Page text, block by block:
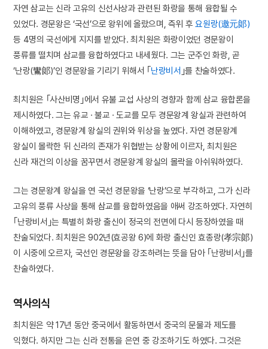
자연 삼교는 신라 고유의 신선사상과 관련된 화랑을 통해 융합될 수
있었다. 경문왕은 ‘국선’으로 왕위에 올랐으며, 즉위 후 요원랑(邀元郞)
등 4명의 국선에게 지지를 받았다. 최치원은 화랑이었던 경문왕이
풍류를 떨치며 삼교를 융합하였다고 내세웠다. 그는 군주인 화랑, 곧
‘난랑(鸞郞)’인 경문왕을 기리기 위해서 ｢ 난랑비서 ｣를 찬술하였다.
최치원은 ｢사산비명｣에서 유불 교섭 사상의 경향과 함께 삼교 융합론을
제시하였다. 그는 유교 · 불교 · 도교를 모두 경문왕계 왕실과 관련하여
이해하였고, 경문왕계 왕실의 권위와 위상을 높였다. 자연 경문왕계
왕실이 몰락한 뒤 신라의 존재가 위협받는 상황에 이르자, 최치원은
신라 재건의 이상을 꿈꾸면서 경문왕계 왕실의 몰락을 아쉬워하였다.
그는 경문왕계 왕실을 연 국선 경문왕을 ‘난랑’으로 부각하고, 그가 신라
고유의 풍류 사상을 통해 삼교를 융합하였음을 애써 강조하였다. 자연히
｢난랑비서｣는 특별히 화랑 출신이 정국의 전면에 다시 등장하였을 때
찬술되었다. 최치원은 902년(효공왕 6)에 화랑 출신인 효종랑(孝宗郞)
이 시중에 오르자, 국선인 경문왕을 강조하려는 뜻을 담아 ｢난랑비서｣를
찬술하였다.
역사의식
최치원은 약 17년 동안 중국에서 활동하면서 중국의 문물과 제도를
익혔다. 하지만 그는 신라 전통을 은연 중 강조하기도 하였다. 그것은